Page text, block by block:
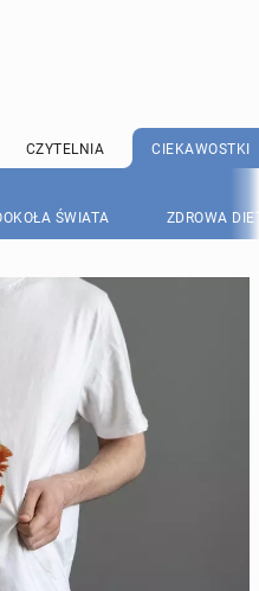
CZYTELNIA CIEKAWOSTKI
ŚWIATA ZDROWA